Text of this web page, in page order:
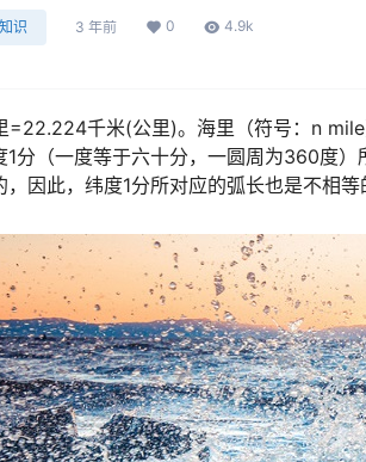
识 3 年前 0 4.9k
=22.224千米(公里)。海里（符号：n
1分（一度等于六十分，一圆周为360度
，因此，纬度1分所对应的弧长也是不